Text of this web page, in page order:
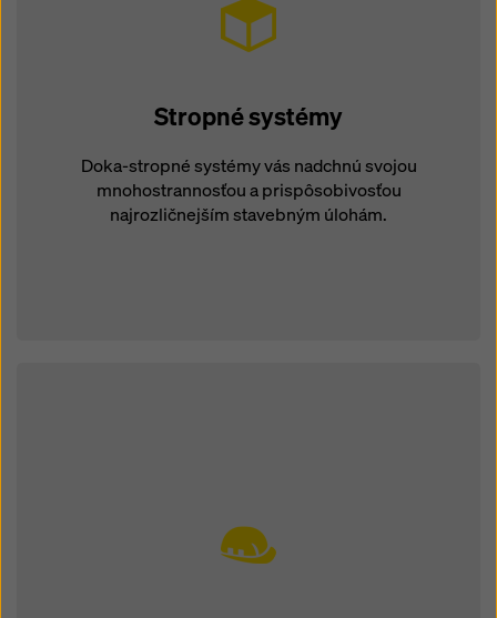
Stropné systémy
Doka-stropné systémy vás nadchnú svojou
mnohostrannosťou a prispôsobivosťou
najrozličnejším stavebným úlohám.